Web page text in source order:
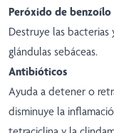
Peróxido de benzoílo
Destruye las bacterias
glándulas sebáceas.
Antibióticos
Ayuda a detener o
disminuye la